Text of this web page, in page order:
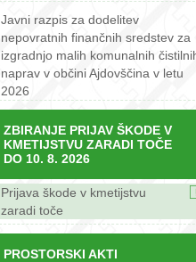
Javni razpis za dodelitev
nepovratnih finančnih sredstev za
izgradnjo malih komunalnih
naprav v občini Ajdovščina v letu
2026
ZBIRANJE PRIJAV ŠKODE V
KMETIJSTVU ZARADI TOČE
DO 10. 8. 2026
Prijava škode v kmetijstvu
zaradi toče
PROSTORSKI AKTI